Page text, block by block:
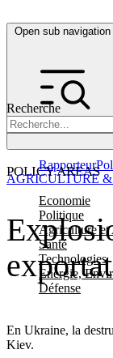
Open sub navigation
Recherche
POLICY AREAS
Economie
Politique
Agriculture et
Santé
Technologies
Energie,
Défense
Rapporteur
En Ukraine, la
Kiev.
AGRICULTURE